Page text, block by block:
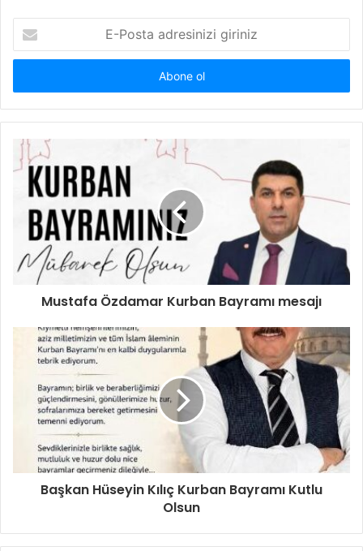
Posta
adresinizi
Mustafa Özdamar Kurban Bayramı mesajı
Başkan Hüseyin Kılıç Kurban Bayramı Kutlu
Olsun